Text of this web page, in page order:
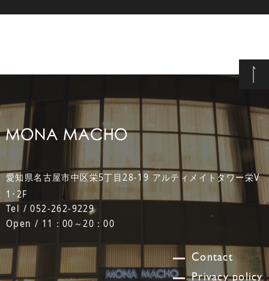
愛知県名古屋市中区栄5丁目28-19 アルティメイトタワー栄V
1･2F
Tel / 052-262-9229
Open / 11：00～20：00
Contact
Privacy policy